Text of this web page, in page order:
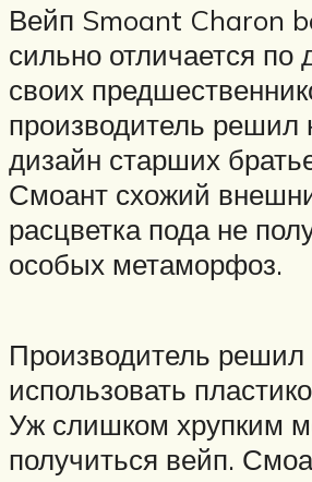
Вейп Smoant Charon
сильно отличается по
своих
производитель решил
дизайн старших
Смоант схожий
расцветка пода не
особых метаморфоз.
Производитель решил
использовать
Уж слишком хрупким
получиться вейп.